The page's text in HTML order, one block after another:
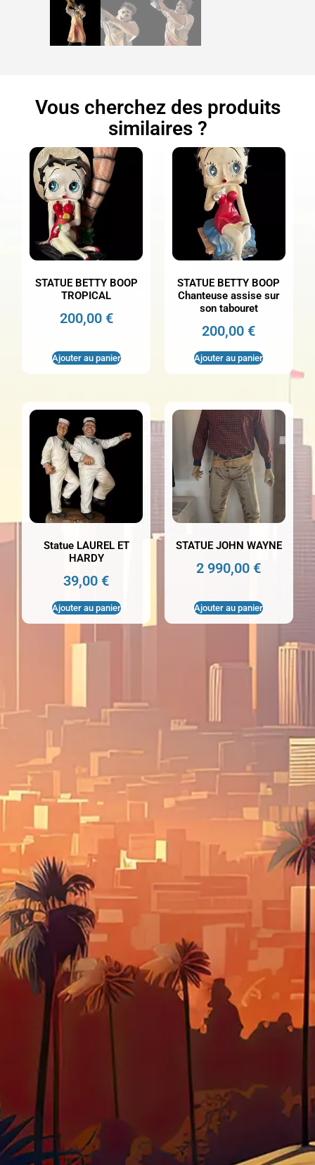
Vous cherchez des produits
similaires ?
STATUE BETTY BOOP
TROPICAL
200,00 €
Ajouter au panier
STATUE BETTY BOOP
Chanteuse assise sur
son tabouret
200,00€
Ajouter au panier
Statue LAUREL ET
HARDY
39,00€
Ajouter au panier
STATUE JOHN WAYNE
2 990,00€
Ajouter au panier